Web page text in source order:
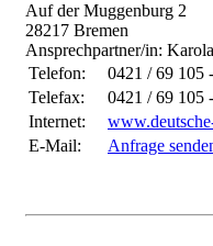
Auf der Muggenburg 2
28217 Bremen
Ansprechpartner/in:
Telefon:
0421 / 69 105
Telefax:
0421 / 69 105
Internet:
E-Mail:
Anfrage